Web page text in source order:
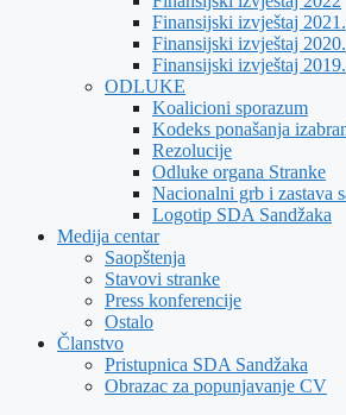
Finansijski izvještaj 2021.
Finansijski izvještaj 2020.
Finansijski izvještaj 2019.
ODLUKE
Koalicioni sporazum
Kodeks ponašanja
Rezolucije
Odluke organa Stranke
Nacionalni grb i zastava
Logotip SDA Sandžaka
Medija centar
Saopštenja
Stavovi stranke
Press konferencije
Ostalo
Članstvo
Pristupnica SDA Sandžaka
Obrazac za popunjavanje CV